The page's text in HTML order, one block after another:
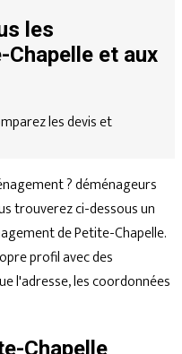
les
et aux
les devis et
? déménageurs
trouverez ci-dessous un
de Petite-Chapelle.
profil avec des
l'adresse, les coordonnées
Chapelle